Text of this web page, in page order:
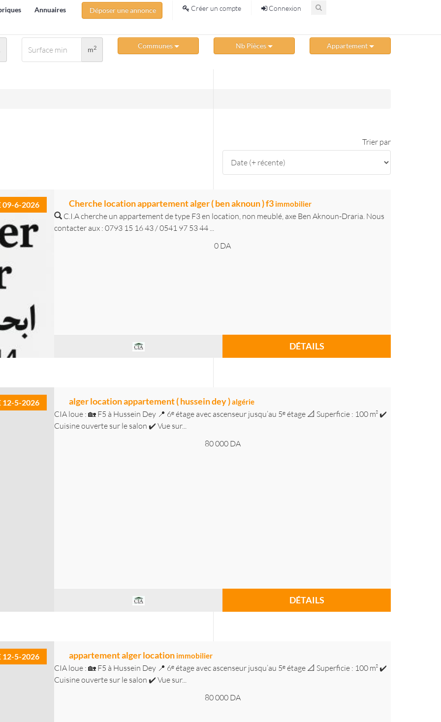
Annuaires Déposer une annonce Créer un compte Connexion
m2 Communes Nb Pièces Appartement
Trier par
09-6-2026 Cherche location appartement alger ( ben aknoun ) f3 immobilier
C.I.A cherche un appartement de type F3 en location, non meublé, axe Ben Aknoun-Draria. Nous
contacter aux : 0793 15 16 43 / 0541 97 53 44 ...
0 DA
DÉTAILS
12-5-2026 alger location appartement ( hussein dey )algérie
CIA loue : 🏡 F5 à Hussein Dey 📍 6ᵉ étage avec ascenseur jusqu’au 5ᵉ étage 📐 Superficie : 100 m² ✔️
Cuisine ouverte sur le salon ✔️ Vue sur...
80 000 DA
DÉTAILS
12-5-2026 appartement alger location immobilier
CIA loue : 🏡 F5 à Hussein Dey 📍 6ᵉ étage avec ascenseur jusqu’au 5ᵉ étage 📐 Superficie : 100 m² ✔️
Cuisine ouverte sur le salon ✔️ Vue sur...
80 000 DA